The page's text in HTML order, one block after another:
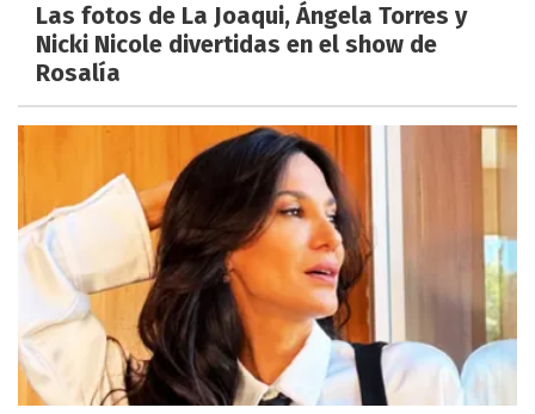
Las fotos de La Joaqui, Ángela Torres y
Nicki Nicole divertidas en el show de
Rosalía